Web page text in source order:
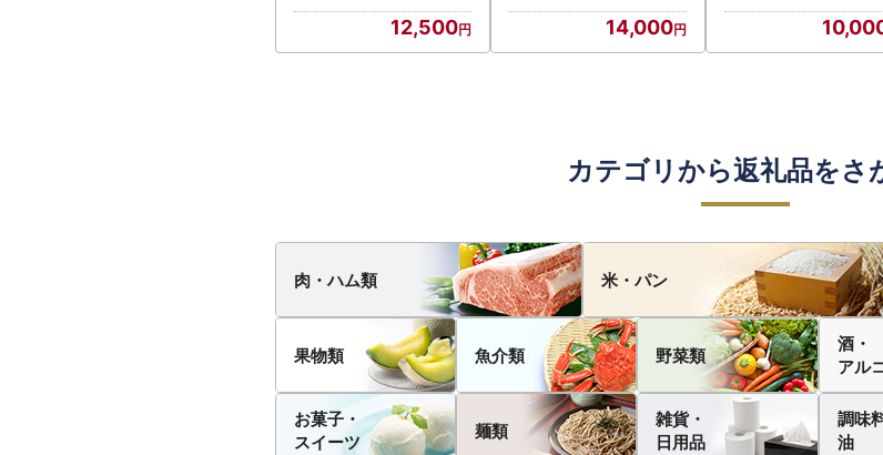
12,500 14,000
N-Limited-SP
カテゴリから返礼品をさ
肉・ハム類 米・パン
果物類 魚介類 野菜類
酒・
アル
お菓子・
スイーツ
麺類
雑貨・
日用品
調味
油